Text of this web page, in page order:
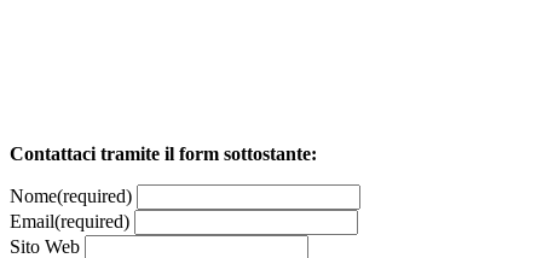
Contattaci tramite il form sottostante:
Nome(required)
Email(required)
Sito Web